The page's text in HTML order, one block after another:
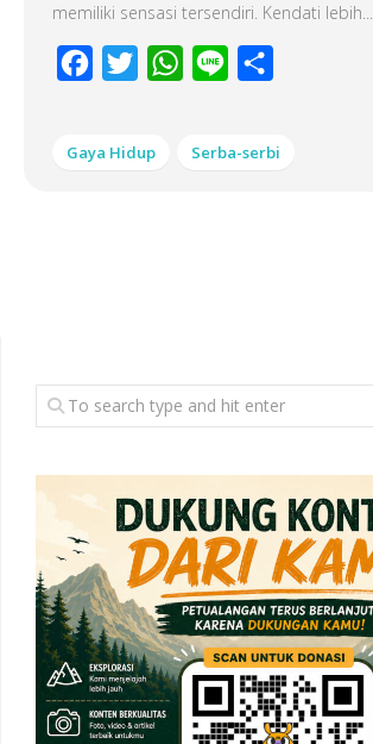
memiliki sensasi tersendiri. Kendati lebih...
Facebook
Twitter WhatsApp
Line
Gaya Hidup Serba-serbi